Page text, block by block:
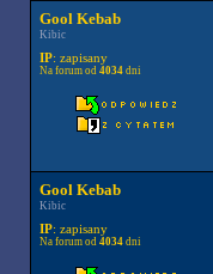
Gool Kebab
Kibic
IP: zapisany
Na forum od 4034dni
Gool Kebab
Kibic
IP: zapisany
Na forum od 4034dni